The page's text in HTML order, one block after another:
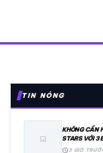
TIN NÓNG
image
KHÔNG CẦN
STARS VỚI 3
schedule3 GIỜ